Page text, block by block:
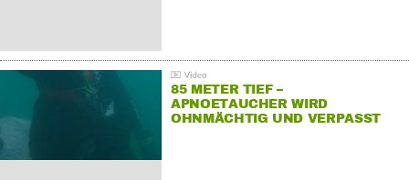
85 METER TIEF –
APNOETAUCHER WIRD
OHNMÄCHTIG UND VERPASST